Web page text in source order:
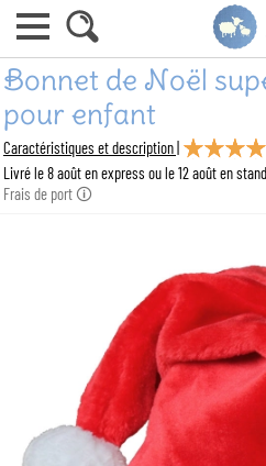
Bonnet de Noël
pour enfant
Caractéristiques et description |
Livré le 8 août en express ou le 12 août en
Frais de port 🛈